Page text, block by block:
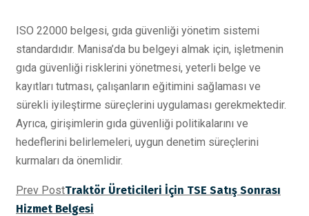
ISO 22000 belgesi, gıda güvenliği yönetim sistemi
standardıdır. Manisa’da bu belgeyi almak için, işletmenin
gıda güvenliği risklerini yönetmesi, yeterli belge ve
kayıtları tutması, çalışanların eğitimini sağlaması ve
sürekli iyileştirme süreçlerini uygulaması gerekmektedir.
Ayrıca, girişimlerin gıda güvenliği politikalarını ve
hedeflerini belirlemeleri, uygun denetim süreçlerini
kurmaları da önemlidir.
Prev PostTraktör Üreticileri İçin TSE Satış Sonrası
Hizmet Belgesi